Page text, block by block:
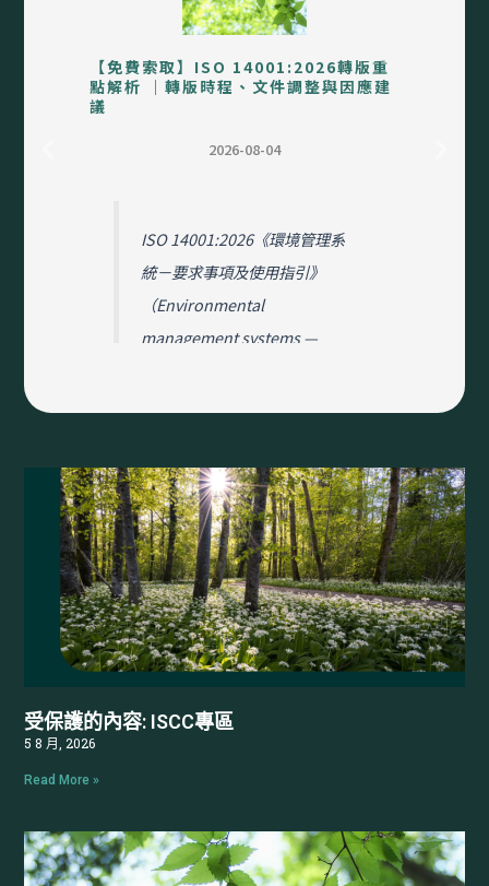
【免費索取】ISO 14001:2026轉版重
點解析 ｜轉版時程、文件調整與因應建
議
2026-08-04
ISO 14001:2026《環境管理系
統－要求事項及使用指引》
（Environmental
management systems —
14001:2015。
問？
是否需要重新檢視？
哪些文件需要調整？哪些既有制度仍可沿
受保護的內容: ISCC專區
5 8 月, 2026
Read More »